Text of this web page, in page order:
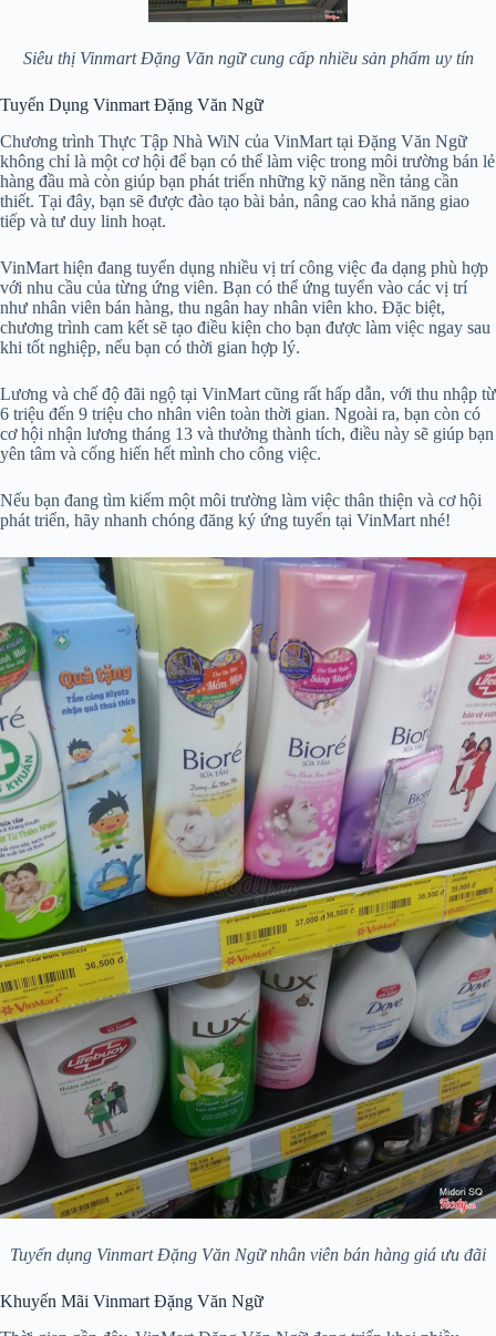
Siêu thị Vinmart Đặng Văn ngữ cung cấp nhiều sản phẩm uy tín
Tuyển Dụng Vinmart Đặng Văn Ngữ
Chương trình Thực Tập Nhà WiN của VinMart tại Đặng Văn Ngữ
không chỉ là một cơ hội để bạn có thể làm việc trong môi trường bán lẻ
hàng đầu mà còn giúp bạn phát triển những kỹ năng nền tảng cần
thiết. Tại đây, bạn sẽ được đào tạo bài bản, nâng cao khả năng giao
tiếp và tư duy linh hoạt.
VinMart hiện đang tuyển dụng nhiều vị trí công việc đa dạng phù hợp
với nhu cầu của từng ứng viên. Bạn có thể ứng tuyển vào các vị trí
như nhân viên bán hàng, thu ngân hay nhân viên kho. Đặc biệt,
chương trình cam kết sẽ tạo điều kiện cho bạn được làm việc ngay sau
khi tốt nghiệp, nếu bạn có thời gian hợp lý.
Lương và chế độ đãi ngộ tại VinMart cũng rất hấp dẫn, với thu nhập từ
6 triệu đến 9 triệu cho nhân viên toàn thời gian. Ngoài ra, bạn còn có
cơ hội nhận lương tháng 13 và thưởng thành tích, điều này sẽ giúp bạn
yên tâm và cống hiến hết mình cho công việc.
Nếu bạn đang tìm kiếm một môi trường làm việc thân thiện và cơ hội
phát triển, hãy nhanh chóng đăng ký ứng tuyển tại VinMart nhé!
Tuyển dụng Vinmart Đặng Văn Ngữ nhân viên bán hàng giá ưu đãi
Khuyến Mãi Vinmart Đặng Văn Ngữ